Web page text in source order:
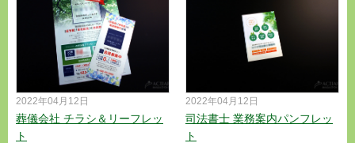
2022年04月12日
葬儀会社 チラシ＆リーフレッ
ト
2022年04月12日
司法書士 業務案内パンフレッ
ト